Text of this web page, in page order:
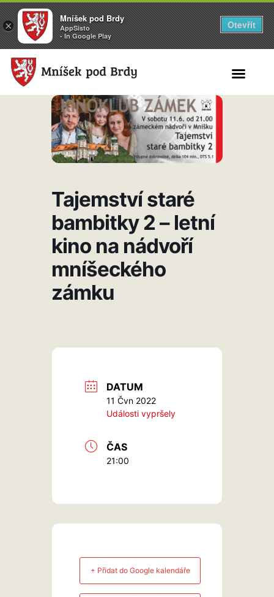
Tajemství staré
bambitky 2 – letní
kino na nádvoří
mníšeckého
zámku
DATUM
11 Čvn 2022
Události vypršely
ČAS
21:00
+ Přidat do Google kalendáře
×
Mníšek pod Brdy
AppSisto
- In Google Play
Otevřít